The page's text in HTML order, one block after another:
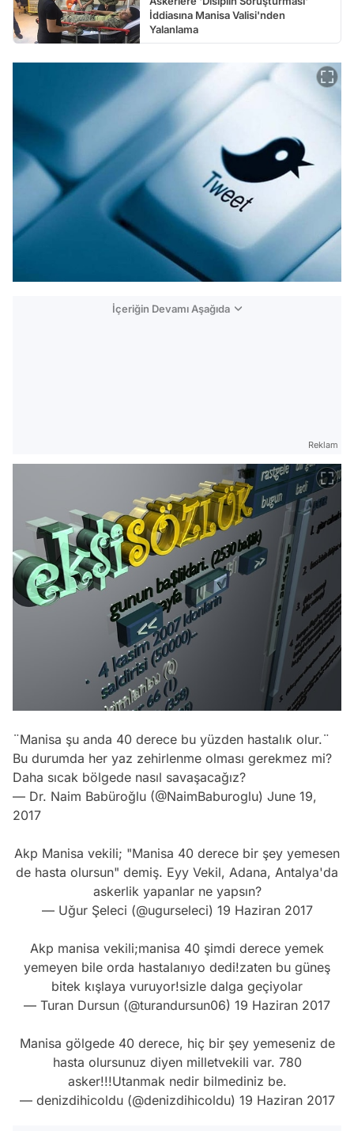
İddiasına Manisa Valisi'nden
Yalanlama
İçeriğin Devamı Aşağıda
Reklam
¨Manisa şu anda 40 derece bu yüzden hastalık olur.¨
Bu durumda her yaz zehirlenme olması gerekmez mi?
Daha sıcak bölgede nasıl savaşacağız?
— Dr. Naim Babüroğlu (@NaimBaburoglu) June 19,
2017
Akp Manisa vekili; "Manisa 40 derece bir şey yemesen
de hasta olursun" demiş. Eyy Vekil, Adana, Antalya'da
askerlik yapanlar ne yapsın?
— Uğur Şeleci (@ugurseleci) 19 Haziran 2017
Akp manisa vekili;manisa 40 şimdi derece yemek
yemeyen bile orda hastalanıyo dedi!zaten bu güneş
bitek kışlaya vuruyor!sizle dalga geçiyolar
— Turan Dursun (@turandursun06) 19 Haziran 2017
Manisa gölgede 40 derece, hiç bir şey yemeseniz de
hasta olursunuz diyen milletvekili var. 780
asker!!!Utanmak nedir bilmediniz be.
— denizdihicoldu (@denizdihicoldu) 19 Haziran 2017